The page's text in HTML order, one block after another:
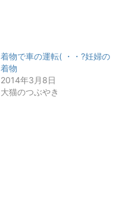
着物で車の運転( ・・?妊婦の
着物
2014年3月8日
大猫のつぶやき